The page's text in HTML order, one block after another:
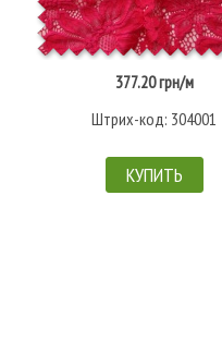
377.20 грн/м
Штрих-код: 304001
КУПИТЬ